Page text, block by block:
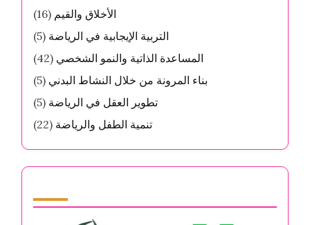
الأخلاق والقيم (16)
التربية الإيجابية في الرياضة (5)
المساعدة الذاتية والنمو الشخصي (42)
بناء المرونة من خلال النشاط البدني (5)
تطوير العقل في الرياضة (5)
تنمية الطفل والرياضة (22)